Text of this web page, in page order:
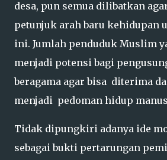
desa, pun semua dilibatkan
petunjuk arah baru kehidupan
ini. Jumlah penduduk Muslim
menjadi potensi bagi
beragama agar bisa diterima
menjadi pedoman hidup
Tidak dipungkiri adanya ide
sebagai bukti pertarungan